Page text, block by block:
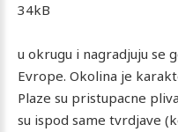
u okrugu i nagradjuju se
Evrope. Okolina je
Plaze su pristupacne
su ispod same tvrdjave